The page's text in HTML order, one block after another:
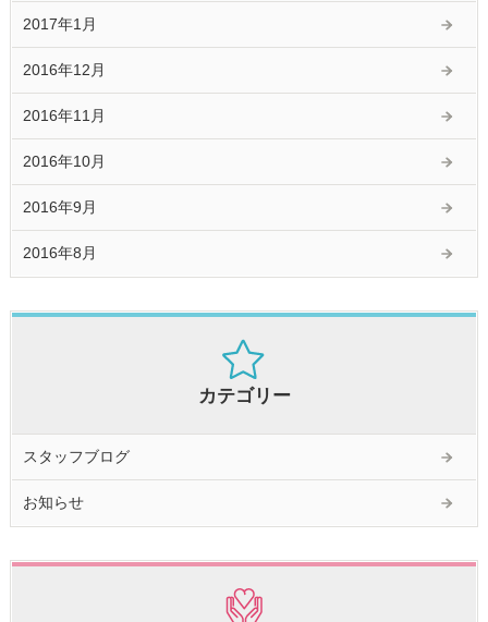
2017年1月
2016年12月
2016年11月
2016年10月
2016年9月
2016年8月
カテゴリー
スタッフブログ
お知らせ